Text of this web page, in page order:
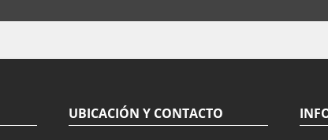
UBICACIÓN Y CONTACTO